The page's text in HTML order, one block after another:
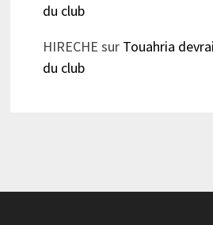
du club
HIRECHE sur Touahria
du club